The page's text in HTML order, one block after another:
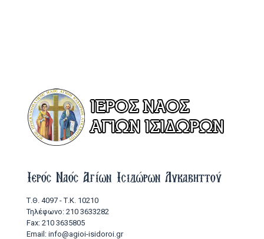
Ιερός Ναός Αγίων Ισιδώρων Λυκαβηττού
Τ.Θ. 4097 - Τ.Κ. 10210
Τηλέφωνο: 210 3633282
Fax: 210 3635805
Email: info@agioi-isidoroi.gr